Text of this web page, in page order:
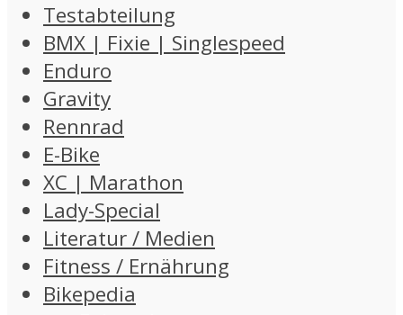
Testabteilung
BMX | Fixie | Singlespeed
Enduro
Gravity
Rennrad
E-Bike
XC | Marathon
Lady-Special
Literatur / Medien
Fitness / Ernährung
Bikepedia